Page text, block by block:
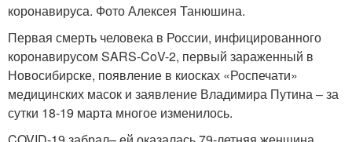
коронавируса. Фото Алексея Танюшина.
Первая смерть человека в России, инфицированного
коронавирусом SARS-CoV-2, первый зараженный в
Новосибирске, появление в киосках «Роспечати»
медицинских масок и заявление Владимира Путина – за
сутки 18-19 марта многое изменилось.